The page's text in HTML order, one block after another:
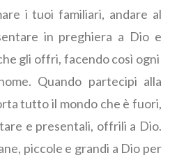
i tuoi familiari, andare al
in preghiera a Dio e
gli offri, facendo così ogni
Quando partecipi alla
tutto il mondo che è fuori,
e presentali, offrili a Dio.
piccole e grandi a Dio per